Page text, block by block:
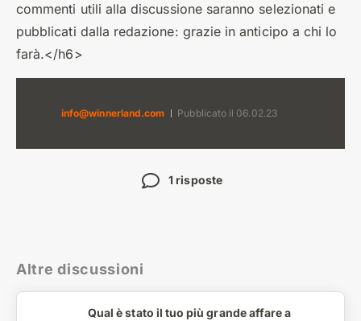
commenti utili alla discussione saranno selezionati e
pubblicati dalla redazione: grazie in anticipo a chi lo
farà.</h6>
info@winnerland.com Pubblicato il 06.02.23
1 risposte
Altre discussioni
Qual è stato il tuo più grande affare a